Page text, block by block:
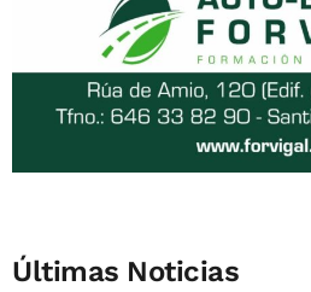
Últimas Noticias